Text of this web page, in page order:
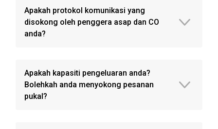
Apakah protokol komunikasi yang
disokong oleh penggera asap dan CO
anda?
Apakah kapasiti pengeluaran anda?
Bolehkah anda menyokong pesanan
pukal?